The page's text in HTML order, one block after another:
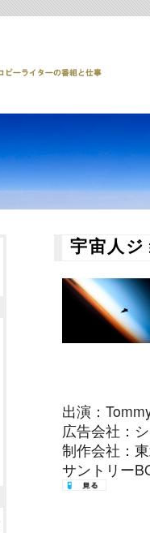
宇宙人
出演：
広告会社：
制作会社：
サントリー